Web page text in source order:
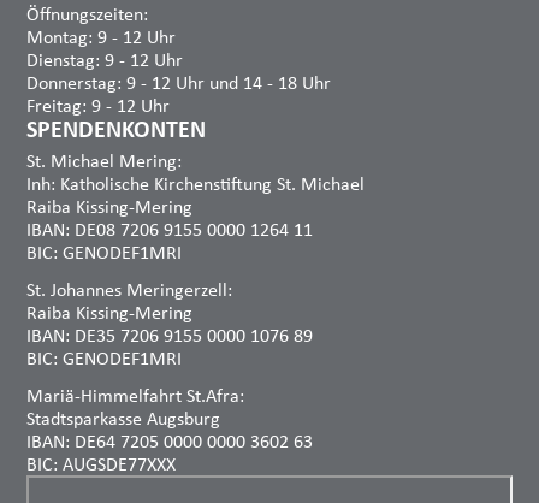
Öffnungszeiten:
Montag: 9 - 12 Uhr
Dienstag: 9 - 12 Uhr
Donnerstag: 9 - 12 Uhr und 14 - 18 Uhr
Freitag: 9 - 12 Uhr
SPENDENKONTEN
St. Michael Mering:
Inh: Katholische Kirchenstiftung St. Michael
Raiba Kissing-Mering
IBAN: DE08 7206 9155 0000 1264 11
BIC: GENODEF1MRI
St. Johannes Meringerzell:
Raiba Kissing-Mering
IBAN: DE35 7206 9155 0000 1076 89
BIC: GENODEF1MRI
Mariä-Himmelfahrt St.Afra:
Stadtsparkasse Augsburg
IBAN: DE64 7205 0000 0000 3602 63
BIC: AUGSDE77XXX